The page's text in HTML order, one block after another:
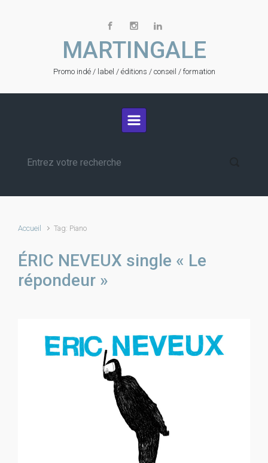
MARTINGALE
Promo indé / label / éditions / conseil / formation
Accueil Tag: Piano
ÉRIC NEVEUX single « Le
répondeur »